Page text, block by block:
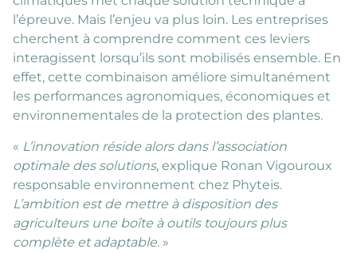
l’épreuve. Mais l’enjeu va plus loin. Les entreprises
cherchent à comprendre comment ces leviers
interagissent lorsqu’ils sont mobilisés ensemble. En
effet, cette combinaison améliore simultanément
les performances agronomiques, économiques et
environnementales de la protection des plantes.
« L’innovation réside alors dans l’association
optimale des solutions, explique Ronan Vigouroux
responsable environnement chez Phyteis.
L’ambition est de mettre à disposition des
agriculteurs une boîte à outils toujours plus
complète et adaptable. »